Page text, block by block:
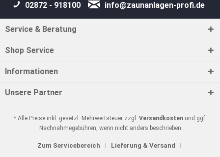
02872 - 918100 info@zaunanlagen-profi.de
Service & Beratung
Shop Service
Informationen
Unsere Partner
* Alle Preise inkl. gesetzl. Mehrwertsteuer zzgl. Versandkostenund ggf.
Nachnahmegebühren, wenn nicht anders beschrieben
Zum Servicebereich Lieferung & Versand